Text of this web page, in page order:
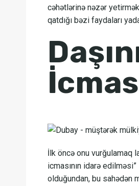
cəhətlərinə nəzər
qatdığı bəzi faydaları
İlk öncə onu vurğulamaq
icmasının idarə
olduğundan, bu sahədən